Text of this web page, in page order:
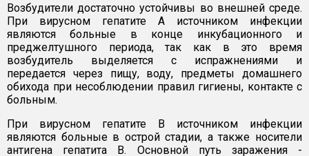
Возбудители достаточно устойчивы во внешней среде.
При вирусном гепатите А источником инфекции
являются больные в конце инкубационного и
преджелтушного периода, так как в это время
возбудитель выделяется с испражнениями и
передается через пищу, воду, предметы домашнего
обихода при несоблюдении правил гигиены, контакте с
больным.
При вирусном гепатите В источником инфекции
являются больные в острой стадии, а также носители
антигена гепатита В. Основной путь заражения -